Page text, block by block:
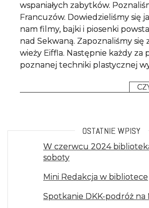
wspaniałych zabytków.
Francuzów. Dowiedzieliśmy się
nam filmy, bajki i piosenki
nad Sekwaną. Zapoznaliśmy się
wieży Eiffla. Następnie każdy za
poznanej techniki plastycznej
OSTATNIE WPISY
W czerwcu 2024
soboty
Mini Redakcja w bibliotece
Spotkanie DKK-podróż na